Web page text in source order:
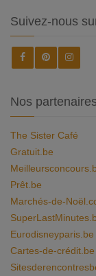
Suivez-nous
Nos partenaires
The Sister Café
Gratuit.be
Prêt.be
Marchés-de-
Eurodisneyparis.be
Cartes-de-crédit.be